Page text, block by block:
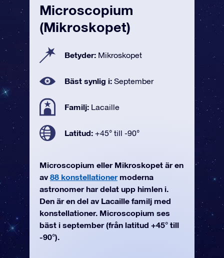
Microscopium
(Mikroskopet)
Betyder: Mikroskopet
Bäst synlig i: September
Familj: Lacaille
Latitud: +45° till -90°
Microscopium eller Mikroskopet är en
av 88 konstellationermoderna
astronomer har delat upp himlen i.
Den är en del av Lacaille familj med
konstellationer. Microscopium ses
bäst i september (från latitud +45° till
-90°).